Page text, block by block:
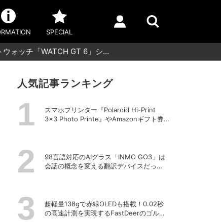
SPECIAL
ォッチ「WATCH GT 6」シ…
人気記事ランキング
スマホプリンター『Polaroid Hi-Print
3×3 Photo Printe』やAmazonギフト券
98言語対応のAIグラス「INMO GO3」は
会話の概念を変える翻訳デバイスだっ
超軽量138gで赤緑OLEDも搭載！0.02秒
の高速計測を実現するFastDeerのゴルフ